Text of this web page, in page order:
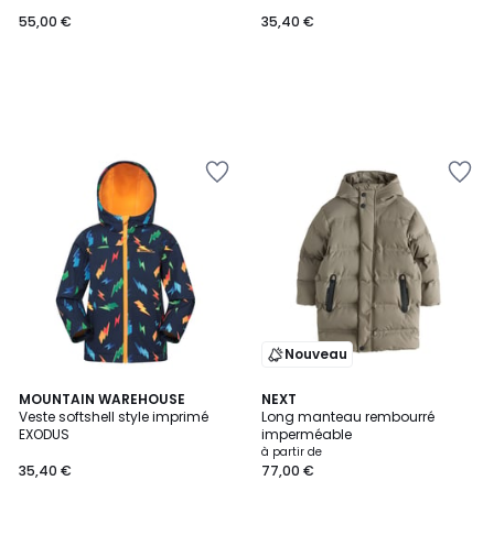
55,00 €
35,40 €
MOUNTAIN WAREHOUSE
Veste softshell style imprimé
EXODUS
35,40 €
Nouveau
NEXT
Long manteau rembourré
imperméable
à partir de
77,00 €